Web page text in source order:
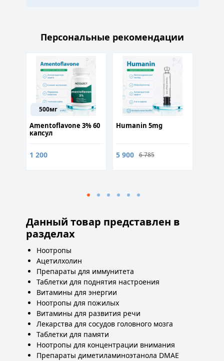
Персональные рекомендации
500мг
Amentoflavone 3% 60
капсул
1 200
Humanin 5mg
5 900 6 785
Данный товар представлен в
разделах
Ноотропы
Ацетилхолин
Препараты для иммунитета
Таблетки для поднятия настроения
Витамины для энергии
Ноотропы для пожилых
Витамины для развития речи
Лекарства для сосудов головного мозга
Таблетки для памяти
Ноотропы для концентрации внимания
Препараты диметиламиноэтанола DMAE